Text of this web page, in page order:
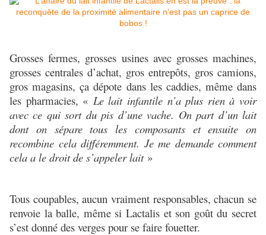
Grosses fermes, grosses usines avec grosses machines,
grosses centrales d’achat, gros entrepôts, gros camions,
gros magasins, ça dépote dans les caddies, même dans
les pharmacies, « Le lait infantile n’a plus rien à voir
avec ce qui sort du pis d’une vache. On part d’un lait
dont on sépare tous les composants et ensuite on
recombine cela différemment. Je me demande comment
cela a le droit de s’appeler lait»
Tous coupables, aucun vraiment responsables, chacun se
renvoie la balle, même si Lactalis et son goût du secret
s’est donné des verges pour se faire fouetter.